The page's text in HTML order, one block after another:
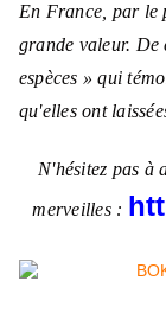
En France, par le
grande valeur. De
espèces » qui
qu'elles ont
N'hésitez pas à
merveilles :